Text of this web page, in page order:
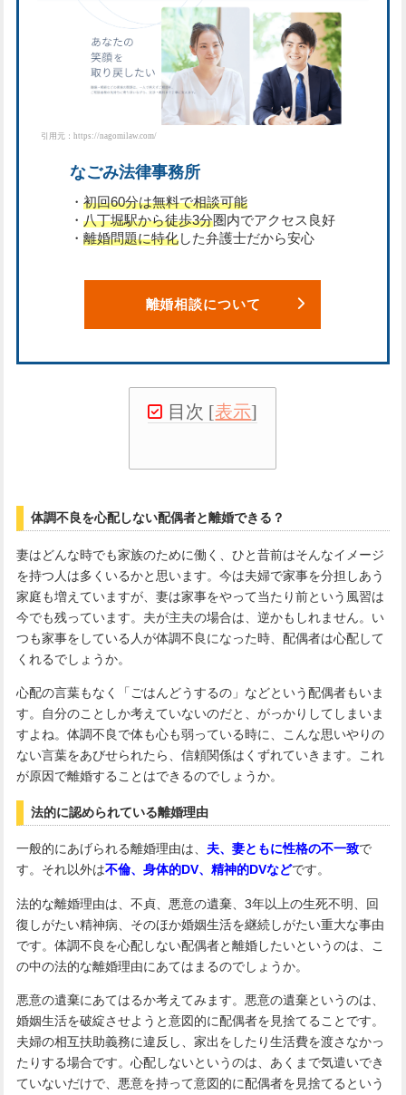
引用元：https://nagomilaw.com/
なごみ法律事務所
・初回60分は無料で相談可能
・八丁堀駅から徒歩3分圏内でアクセス良好
・離婚問題に特化した弁護士だから安心
離婚相談について
目次 [表示]
体調不良を心配しない配偶者と離婚できる？
妻はどんな時でも家族のために働く、ひと昔前はそんなイメージ
を持つ人は多くいるかと思います。今は夫婦で家事を分担しあう
家庭も増えていますが、妻は家事をやって当たり前という風習は
今でも残っています。夫が主夫の場合は、逆かもしれません。い
つも家事をしている人が体調不良になった時、配偶者は心配して
くれるでしょうか。
心配の言葉もなく「ごはんどうするの」などという配偶者もいま
す。自分のことしか考えていないのだと、がっかりしてしまいま
すよね。体調不良で体も心も弱っている時に、こんな思いやりの
ない言葉をあびせられたら、信頼関係はくずれていきます。これ
が原因で離婚することはできるのでしょうか。
法的に認められている離婚理由
一般的にあげられる離婚理由は、 夫、妻ともに性格の不一致で
す。それ以外は不倫、身体的DV、精神的DVなどです。
法的な離婚理由は、不貞、悪意の遺棄、3年以上の生死不明、回
復しがたい精神病、そのほか婚姻生活を継続しがたい重大な事由
です。体調不良を心配しない配偶者と離婚したいというのは、こ
の中の法的な離婚理由にあてはまるのでしょうか。
悪意の遺棄にあてはるか考えてみます。悪意の遺棄というのは、
婚姻生活を破綻させようと意図的に配偶者を見捨てることです。
夫婦の相互扶助義務に違反し、家出をしたり生活費を渡さなかっ
たりする場合です。心配しないというのは、あくまで気遣いでき
ていないだけで、悪意を持って意図的に配偶者を見捨てるという